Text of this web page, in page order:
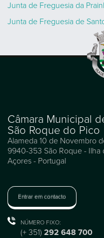
Junta de Freguesia da
Junta de Freguesia de
Câmara Municipal
São Roque do Pico
Alameda 10 de Novembro
9940-353 São Roque - Ilha
Açores - Portugal
Entrar em contacto
NÚMERO FIXO:
(+ 351) 292 648 700